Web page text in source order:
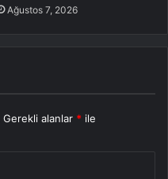
Ağustos 7, 2026
Gerekli alanlar * ile